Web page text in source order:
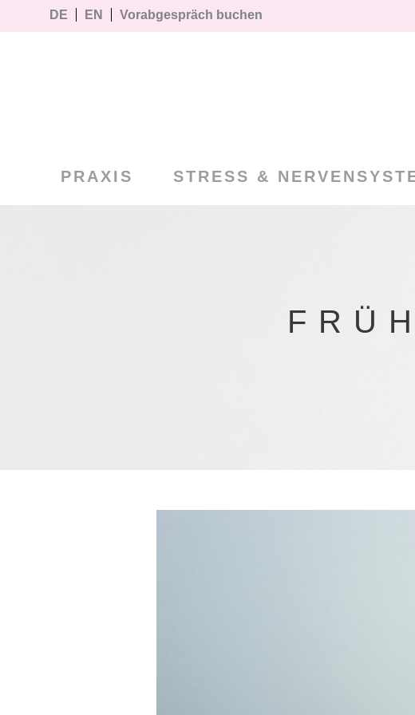
DE EN Vorabgespräch buchen
PRAXIS STRESS &